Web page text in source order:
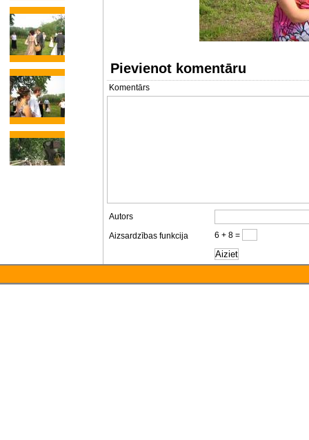
Pievienot komentāru
Komentārs
Autors
Aizsardzības funkcija
6 + 8 =